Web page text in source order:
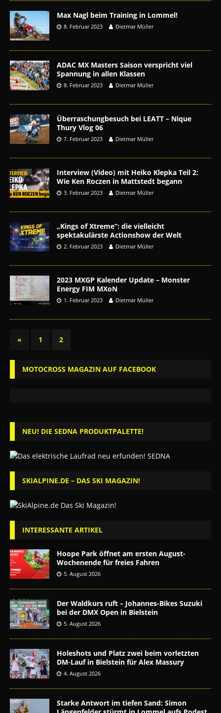
Max Nagl beim Training in Lommel!
8. Februar 2023 Dietmar Müller
ADAC MX Masters Saison verspricht viel
Spannung in allen Klassen
8. Februar 2023 Dietmar Müller
Überraschungbesuch bei LEATT – Nique
Thury Vlog 06
7. Februar 2023 Dietmar Müller
Interview (Video) mit Heiko Klepka Teil 2:
Wie Ken Roczen in Mattstedt begann
3. Februar 2023 Dietmar Müller
„Kings of Xtreme“: die vielleicht
spektakulärste Actionshow der Welt
2. Februar 2023 Dietmar Müller
2023 MXGP Kalender Update – Monster
Energy FIM MXoN
1. Februar 2023 Dietmar Müller
« 1 2
MOTOCROSS MAGAZIN AUF FACEBOOK
NEU! DIE SEDNA PRODUKTPALETTE!
SKIALPINE.DE – DAS SKI MAGAZIN!
INTERESSANTE ARTIKEL
Hoope Park öffnet am ersten August-
Wochenende für freies Fahren
5. August 2026
Der Waldkurs ruft – Johannes-Bikes Suzuki
bei der DMX Open in Bielstein
5. August 2026
Holeshots und Platz zwei beim vorletzten
DM-Lauf in Bielstein für Alex Massury
4. August 2026
Starke Antwort im tiefen Sand: Simon